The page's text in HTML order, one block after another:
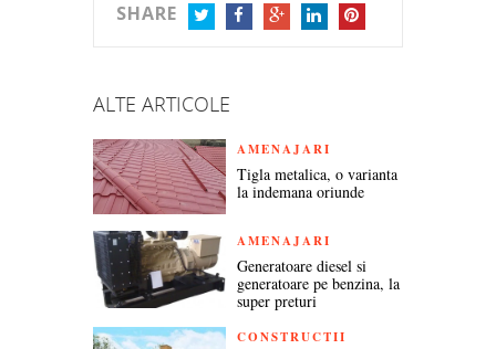
SHARE
ALTE ARTICOLE
AMENAJARI
Tigla metalica, o varianta
la indemana oriunde
AMENAJARI
Generatoare diesel si
generatoare pe benzina, la
super preturi
CONSTRUCTII